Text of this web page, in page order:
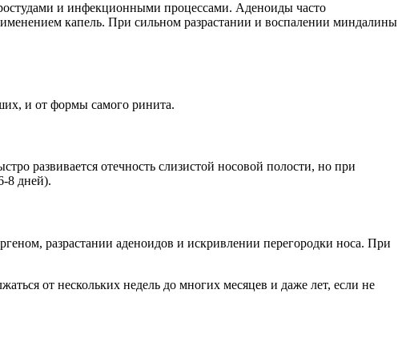
и инфекционными процессами. Аденоиды часто
капель. При сильном разрастании и воспалении миндалины
и от формы самого ринита.
развивается отечность слизистой носовой полости, но при
8 дней).
разрастании аденоидов и искривлении перегородки носа. При
от нескольких недель до многих месяцев и даже лет, если не